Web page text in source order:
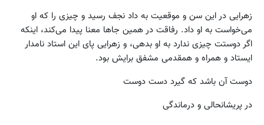
زهرایی در این سن و موقعیت به داد نجف رسید و چیزی را که او
می‌خواست به او داد. رفاقت در همین جاها معنا پیدا می‌کند، اینکه
اگر دوستت چیزی ندارد به او بدهی، و زهرایی پای این استاد نامدار
ایستاد و همراه و همقدمی مشفق برایش بود.
دوست آن باشد که گیرد دست دوست
در پریشانحالی و درماندگی